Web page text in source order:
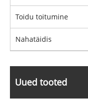
Toidu toitumine
Nahatäidis
Uued tooted